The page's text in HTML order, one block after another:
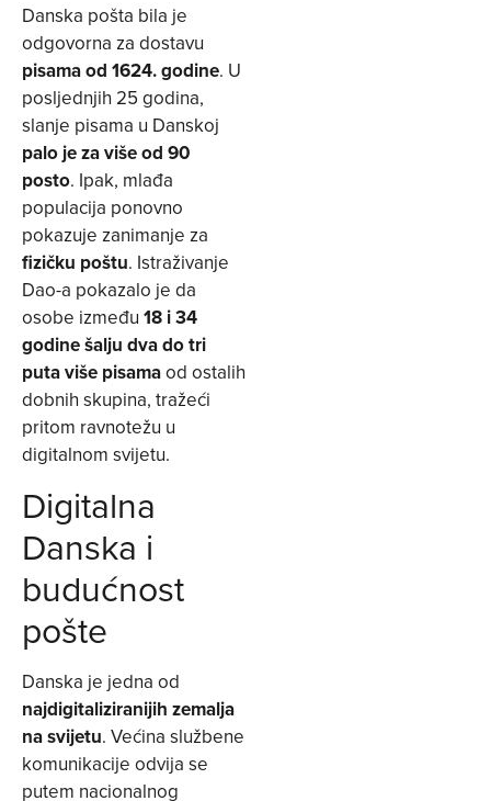
Danska pošta bila je
odgovorna za dostavu
pisama od 1624. godine. U
posljednjih 25 godina,
slanje pisama u Danskoj
palo je za više od 90
posto. Ipak, mlađa
populacija ponovno
pokazuje zanimanje za
fizičku poštu. Istraživanje
Dao-a pokazalo je da
osobe između 18 i 34
godine šalju dva do tri
puta više pisamaod ostalih
dobnih skupina, tražeći
pritom ravnotežu u
digitalnom svijetu.
Digitalna
Danska i
budućnost
pošte
Danska je jedna od
najdigitaliziranijih zemalja
na svijetu. Većina službene
komunikacije odvija se
putem nacionalnog